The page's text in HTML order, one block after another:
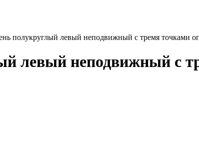
полукруглый левый неподвижный с тремя точками
левый неподвижный с